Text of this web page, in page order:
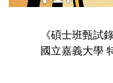
《碩士班甄試
國立嘉義大學